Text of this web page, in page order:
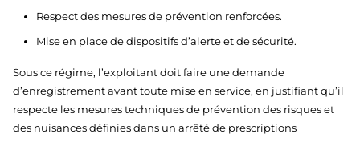
Respect des mesures de prévention renforcées.
Mise en place de dispositifs d’alerte et de sécurité.
Sous ce régime, l’exploitant doit faire une demande
d’enregistrement avant toute mise en service, en justifiant qu’il
respecte les mesures techniques de prévention des risques et
des nuisances définies dans un arrêté de prescriptions